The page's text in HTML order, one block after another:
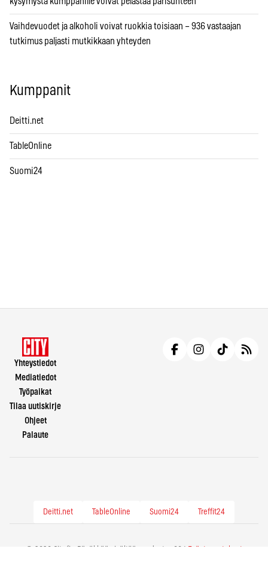
Vaihdevuodet ja alkoholi voivat ruokkia toisiaan – 936 vastaajan
tutkimus paljasti mutkikkaan yhteyden
Kumppanit
Deitti.net
TableOnline
Suomi24
Yhteystiedot
Mediatiedot
Työpaikat
Tilaa uutiskirje
Ohjeet
Palaute
Deitti.net TableOnline Suomi24 Treffit24